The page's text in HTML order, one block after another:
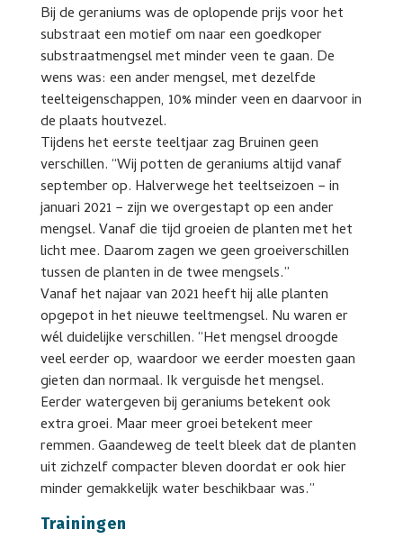
Bij de geraniums was de oplopende prijs voor het
substraat een motief om naar een goedkoper
substraatmengsel met minder veen te gaan. De
wens was: een ander mengsel, met dezelfde
teelteigenschappen, 10% minder veen en daarvoor in
de plaats houtvezel.
Tijdens het eerste teeltjaar zag Bruinen geen
verschillen. “Wij potten de geraniums altijd vanaf
september op. Halverwege het teeltseizoen − in
januari 2021 − zijn we overgestapt op een ander
mengsel. Vanaf die tijd groeien de planten met het
licht mee. Daarom zagen we geen groeiverschillen
tussen de planten in de twee mengsels.”
Vanaf het najaar van 2021 heeft hij alle planten
opgepot in het nieuwe teeltmengsel. Nu waren er
wél duidelijke verschillen. “Het mengsel droogde
veel eerder op, waardoor we eerder moesten gaan
gieten dan normaal. Ik verguisde het mengsel.
Eerder watergeven bij geraniums betekent ook
extra groei. Maar meer groei betekent meer
remmen. Gaandeweg de teelt bleek dat de planten
uit zichzelf compacter bleven doordat er ook hier
minder gemakkelijk water beschikbaar was.”
Trainingen